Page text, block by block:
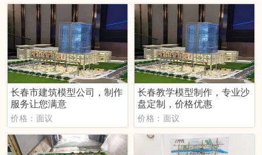
长春市建筑模型公司，制作
服务让您满意
价格：面议
长春教学模型制作，专业沙
盘定制，价格优惠
价格：面议